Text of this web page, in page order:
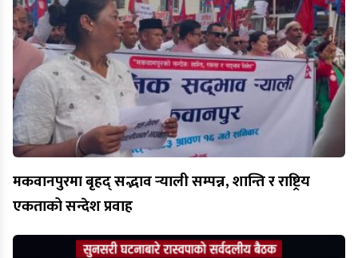
मकवानपुरमा बृहद् सद्भाव र्‍याली सम्पन्न, शान्ति र राष्ट्रिय
एकताको सन्देश प्रवाह